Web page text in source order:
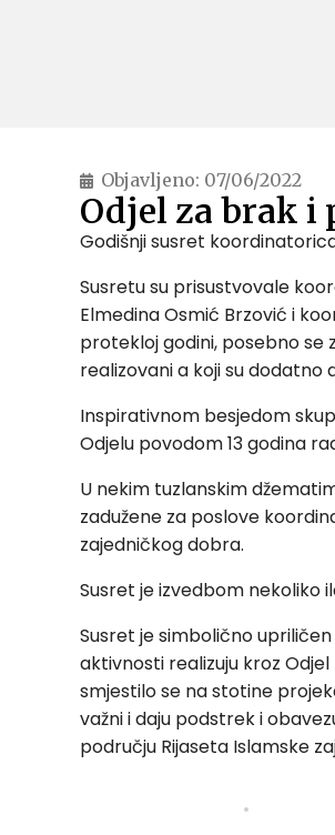
Objavljeno: 07/06/2022
Odjel za brak i
Godišnji susret
Susretu su prisustvovale
Elmedina Osmić Brzović i
protekloj godini, posebno se
realizovani a koji su
Inspirativnom besjedom
Odjelu povodom 13 godina
U nekim tuzlanskim
zadužene za poslove
zajedničkog dobra.
Susret je izvedbom nekoliko
Susret je simbolično
aktivnosti realizuju kroz
smjestilo se na stotine
važni i daju podstrek i
području Rijaseta Islamske